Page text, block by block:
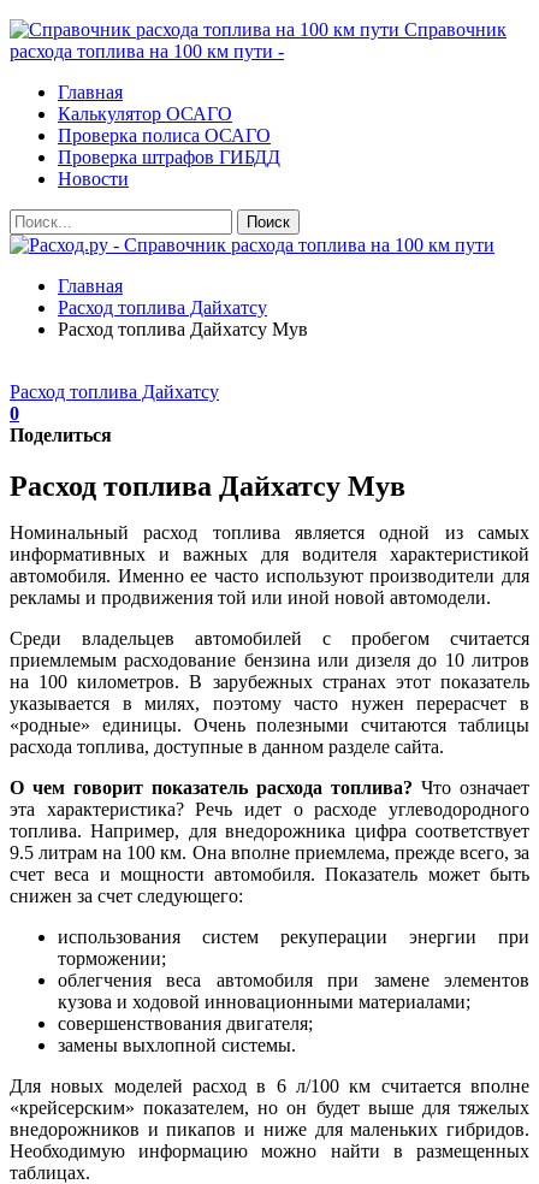
Справочник
расхода топлива на 100 км пути -
Главная
Калькулятор ОСАГО
Проверка полиса ОСАГО
Проверка штрафов ГИБДД
Новости
Главная
Расход топлива Дайхатсу
Расход топлива Дайхатсу Мув
Расход топлива Дайхатсу
0
Поделиться
Расход топлива Дайхатсу Мув
Номинальный расход топлива является одной из самых
информативных и важных для водителя характеристикой
автомобиля. Именно ее часто используют производители для
рекламы и продвижения той или иной новой автомодели.
Среди владельцев автомобилей с пробегом считается
приемлемым расходование бензина или дизеля до 10 литров
на 100 километров. В зарубежных странах этот показатель
указывается в милях, поэтому часто нужен перерасчет в
«родные» единицы. Очень полезными считаются таблицы
расхода топлива, доступные в данном разделе сайта.
О чем говорит показатель расхода топлива? Что означает
эта характеристика? Речь идет о расходе углеводородного
топлива. Например, для внедорожника цифра соответствует
9.5 литрам на 100 км. Она вполне приемлема, прежде всего, за
счет веса и мощности автомобиля. Показатель может быть
снижен за счет следующего:
использования систем рекуперации энергии при
торможении;
облегчения веса автомобиля при замене элементов
кузова и ходовой инновационными материалами;
совершенствования двигателя;
замены выхлопной системы.
Для новых моделей расход в 6 л/100 км считается вполне
«крейсерским» показателем, но он будет выше для тяжелых
внедорожников и пикапов и ниже для маленьких гибридов.
Необходимую информацию можно найти в размещенных
таблицах.